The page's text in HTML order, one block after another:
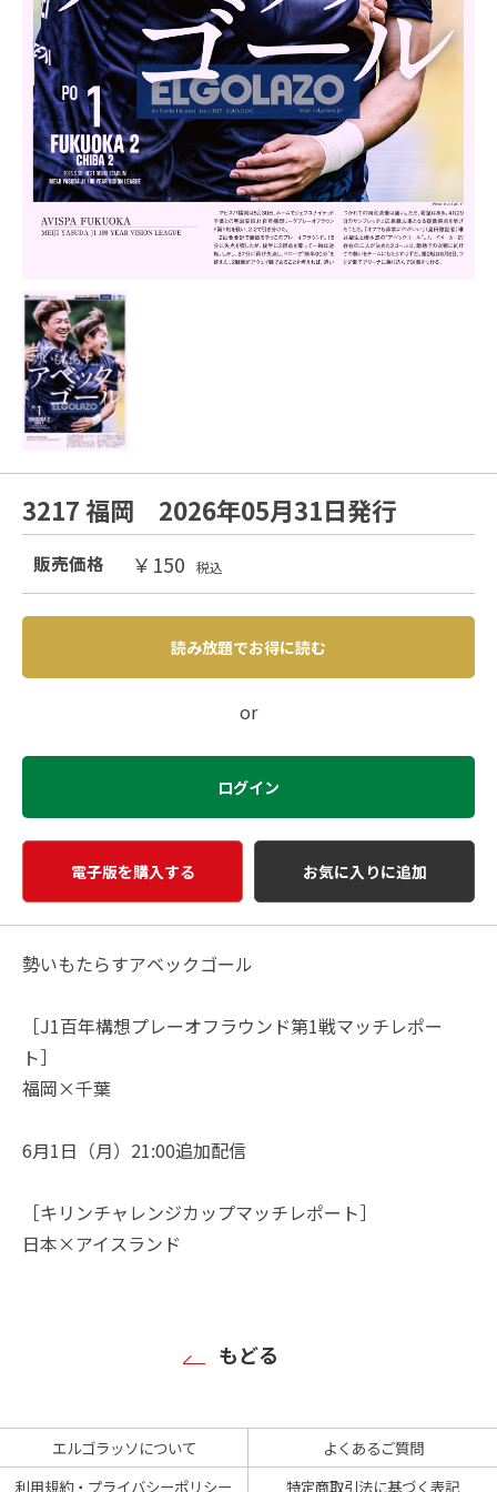
3217 福岡 2026年05月31日発行
販売価格 ￥150 税込
読み放題でお得に読む
or
ログイン
電子版を購入する お気に入りに追加
勢いもたらすアベックゴール
［J1百年構想プレーオフラウンド第1戦マッチレポー
ト］
福岡×千葉
6月1日（月）21:00追加配信
［キリンチャレンジカップマッチレポート］
日本×アイスランド
もどる
エルゴラッソについて
よくあるご質問
利用規約・プライバシーポリシー
特定商取引法に基づく表記